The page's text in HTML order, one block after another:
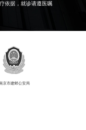
依据，就诊请遵医嘱
京市建邺公安局